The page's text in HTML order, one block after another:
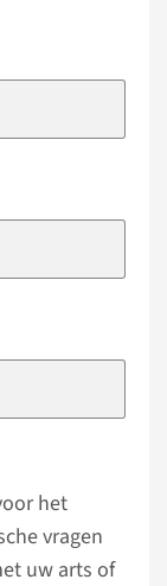
het
vragen
uw arts of